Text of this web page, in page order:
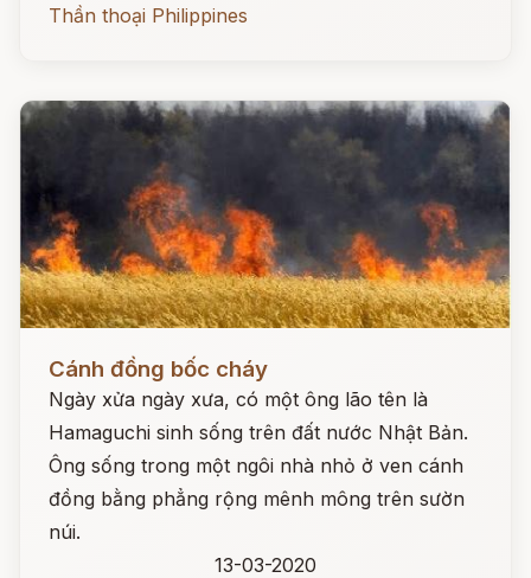
Thần thoại Philippines
Cánh đồng bốc cháy
Ngày xửa ngày xưa, có một ông lão tên là
Hamaguchi sinh sống trên đất nước Nhật Bản.
Ông sống trong một ngôi nhà nhỏ ở ven cánh
đồng bằng phẳng rộng mênh mông trên sườn
núi.
13-03-2020